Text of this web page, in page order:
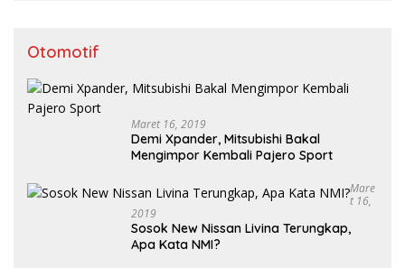
Otomotif
Maret 16, 2019
Demi Xpander, Mitsubishi Bakal
Mengimpor Kembali Pajero Sport
Mare
T 16,
2019
Sosok New Nissan Livina Terungkap,
Apa Kata NMI?